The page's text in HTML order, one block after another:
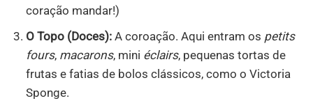
coração mandar!)
O Topo (Doces): A coroação. Aqui entram os petits
fours, macarons, mini éclairs, pequenas tortas de
frutas e fatias de bolos clássicos, como o Victoria
Sponge.